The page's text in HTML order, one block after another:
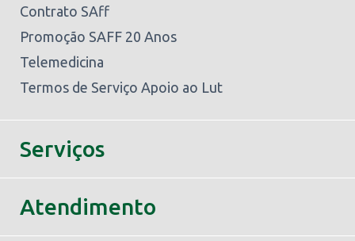
Contrato SAff
Promoção SAFF 20 Anos
Telemedicina
Termos de Serviço Apoio ao Lut
Serviços
Atendimento